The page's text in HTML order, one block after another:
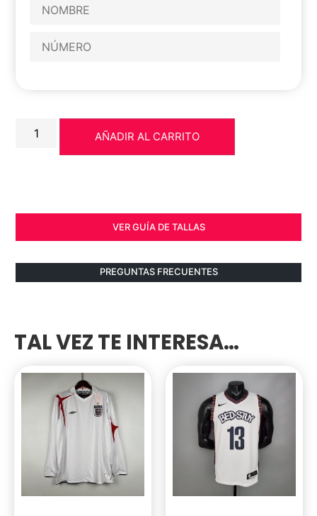
AÑADIR AL CARRITO
VER GUÍA DE TALLAS
PREGUNTAS FRECUENTES
TAL VEZ TE INTERESA…